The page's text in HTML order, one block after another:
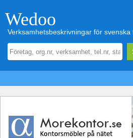
Wedoo
Verksamhetsbeskrivningar för svenska